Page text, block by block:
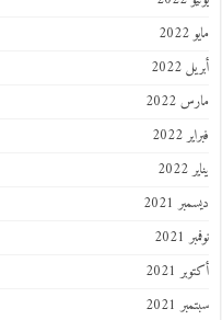
مايو 2022
أبريل 2022
مارس 2022
فبراير 2022
يناير 2022
ديسمبر 2021
نوفمبر 2021
أكتوبر 2021
سبتمبر 2021